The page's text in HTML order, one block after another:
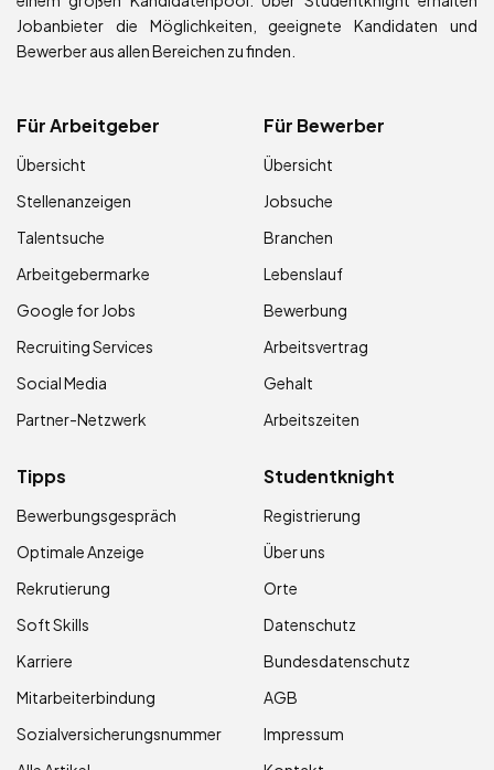
Jobanbieter die Möglichkeiten, geeignete Kandidaten und
Bewerber aus allen Bereichen zu finden.
Für Arbeitgeber
Übersicht
Stellenanzeigen
Talentsuche
Arbeitgebermarke
Google for Jobs
Recruiting Services
Social Media
Partner-Netzwerk
Für Bewerber
Übersicht
Jobsuche
Branchen
Lebenslauf
Bewerbung
Arbeitsvertrag
Gehalt
Arbeitszeiten
Tipps
Bewerbungsgespräch
Optimale Anzeige
Rekrutierung
Soft Skills
Karriere
Mitarbeiterbindung
Sozialversicherungsnummer
Studentknight
Registrierung
Über uns
Orte
Datenschutz
Bundesdatenschutz
AGB
Impressum